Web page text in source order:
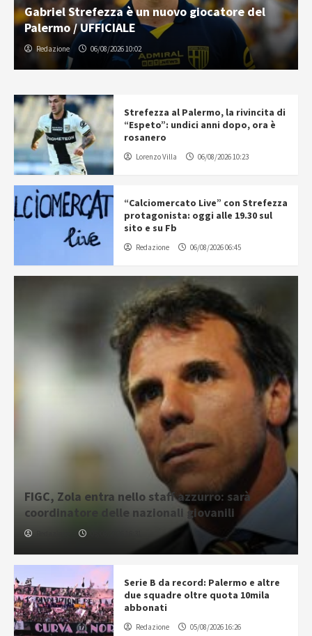
Gabriel Strefezza è un nuovo giocatore del
Palermo / UFFICIALE
Redazione 06/08/2026 10:02
Strefezza al Palermo, la rivincita di
“Espeto”: undici anni dopo, ora è
rosanero
Lorenzo Villa 06/08/2026 10:23
“Calciomercato Live” con Strefezza
protagonista: oggi alle 19.30 sul
sito e su Fb
Redazione 06/08/2026 06:45
FIGC, Zola entra nello staff azzurro: sarà
coordinatore delle nazionali giovanili
Serie B da record: Palermo e altre
due squadre oltre quota 10mila
abbonati
Redazione 05/08/2026 16:26